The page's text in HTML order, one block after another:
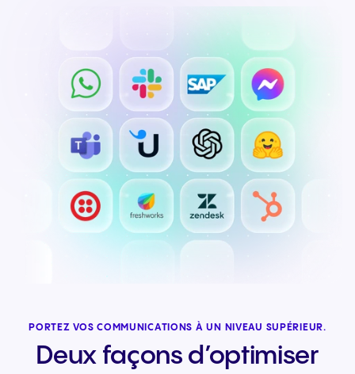
PORTEZ VOS COMMUNICATIONS À UN NIVEAU SUPÉRIEUR.
Deux façons d’optimiser